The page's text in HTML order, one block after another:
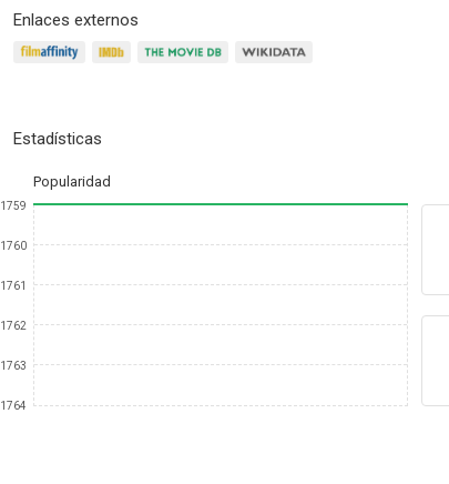
Enlaces externos
Estadísticas
Popularidad
1759
1760
1761
1762
1763
1764